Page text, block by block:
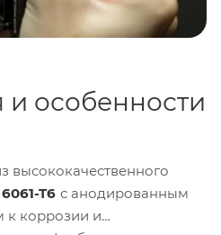
г , габариты —
110 x 80 x 55
и особенности
высококачественного
T6 с анодированным
к коррозии и